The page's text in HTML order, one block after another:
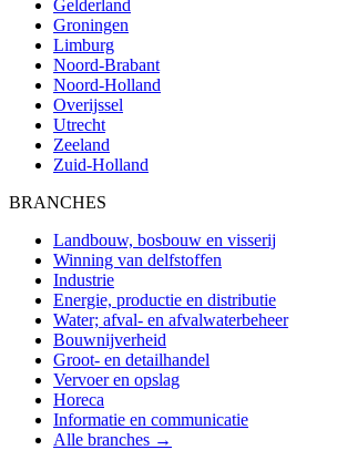
Gelderland
Groningen
Limburg
Noord-Brabant
Noord-Holland
Overijssel
Utrecht
Zeeland
Zuid-Holland
BRANCHES
Landbouw, bosbouw en visserij
Winning van delfstoffen
Industrie
Energie, productie en distributie
Water; afval- en afvalwaterbeheer
Bouwnijverheid
Groot- en detailhandel
Vervoer en opslag
Horeca
Informatie en communicatie
Alle branches →